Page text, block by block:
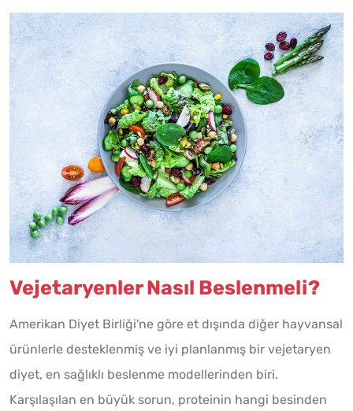
Vejetaryenler Nasıl Beslenmeli?
Amerikan Diyet Birliği'ne göre et dışında diğer hayvansal
ürünlerle desteklenmiş ve iyi planlanmış bir vejetaryen
diyet, en sağlıklı beslenme modellerinden biri.
Karşılaşılan en büyük sorun, proteinin hangi besinden